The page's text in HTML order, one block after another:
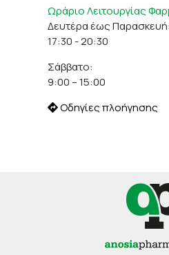
Ωράριο Λειτουργίας
Δευτέρα έως
17:30 - 20:30
Σάββατο:
9:00 – 15:00
Οδηγίες πλοήγησης